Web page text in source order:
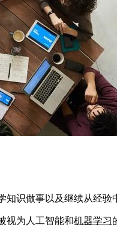
识做事以及继续从经验
视为人工智能和机器学习